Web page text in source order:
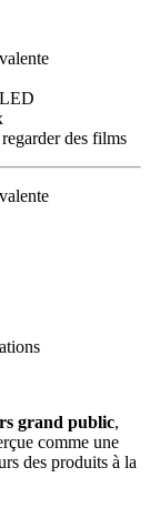
des films
grand public,
comme une
des produits à la